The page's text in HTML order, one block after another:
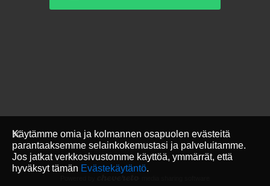
Käytämme omia ja kolmannen osapuolen evästeitä
parantaaksemme selainkokemustasi ja palveluitamme.
Jos jatkat verkkosivustomme käyttöä, ymmärrät, että
hyväksyt tämän Evästekäytäntö.